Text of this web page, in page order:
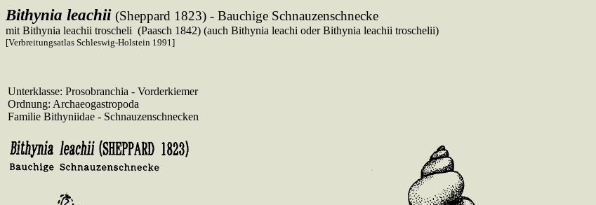
Bithynia leachii (Sheppard 1823) - Bauchige Schnauzenschnecke
mit Bithynia leachii troscheli (Paasch 1842) (auch Bithynia leachi oder Bithynia leachii troschelii)
[Verbreitungsatlas Schleswig-Holstein 1991]
Unterklasse: Prosobranchia - Vorderkiemer
Ordnung: Archaeogastropoda
Familie Bithyniidae - Schnauzenschnecken